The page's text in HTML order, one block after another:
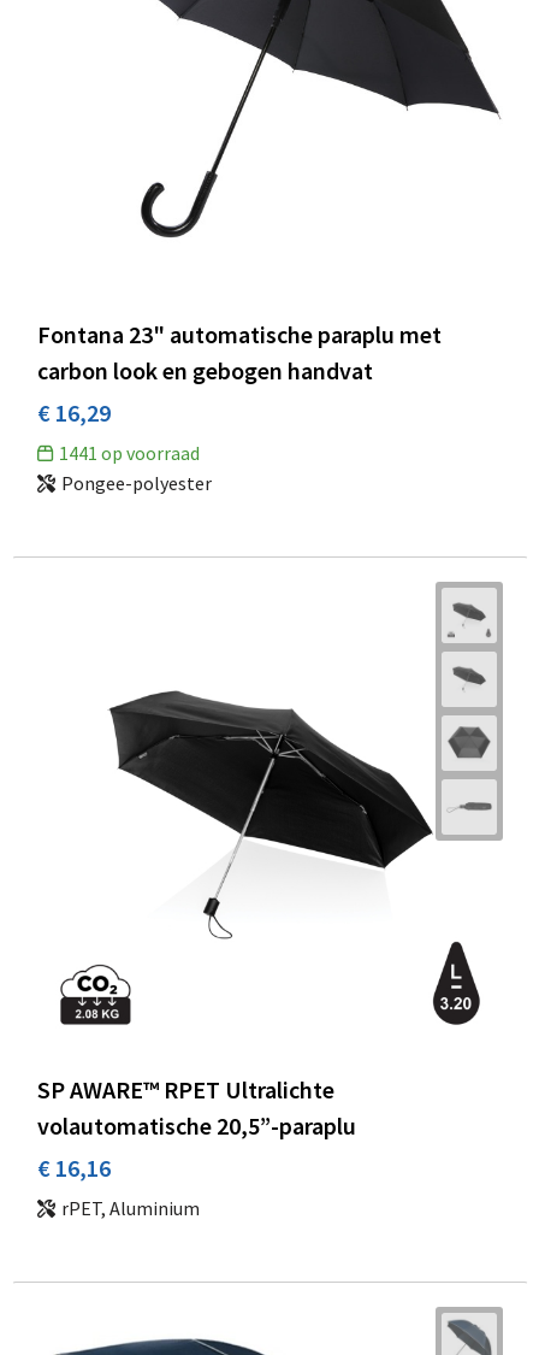
Fontana 23" automatische paraplu met
carbon look en gebogen handvat
€ 16,29
1441 op voorraad
Pongee-polyester
SP AWARE™ RPET Ultralichte
volautomatische 20,5”-paraplu
€ 16,16
rPET, Aluminium